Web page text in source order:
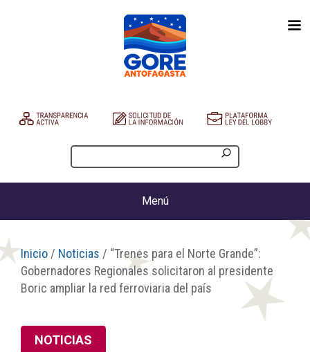
Menú
Inicio / Noticias / “Trenes para el Norte Grande”:
Gobernadores Regionales solicitaron al presidente
Boric ampliar la red ferroviaria del país
NOTICIAS